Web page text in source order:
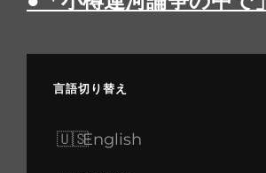
言語切り替え
English